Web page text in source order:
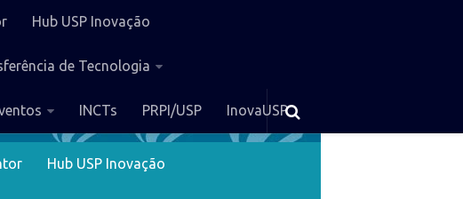
Hub USP Inovação
de Tecnologia
INCTs PRPI/USP InovaUSP
Hub USP Inovação